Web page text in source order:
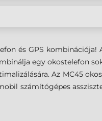
és GPS kombinációja!
egy okostelefon
Az MC45
számítógépes